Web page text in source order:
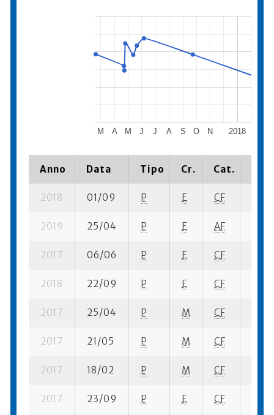
2018
M A M J J A S O N
Anno Data Tipo Cr. Cat.
2018 01/09 P E CF
2019 25/04 P E AF
2017 06/06 P E CF
2018 22/09 P E CF
2017 25/04 P M CF
2017 21/05 P M CF
2017 18/02 P M CF
2017 23/09 P E CF